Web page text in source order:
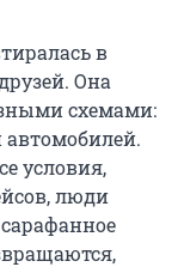
в
Она
схемами:
автомобилей.
условия,
люди